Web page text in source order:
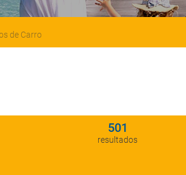
de Carro
501
resultados